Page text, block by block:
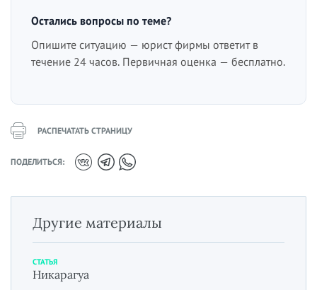
Остались вопросы по теме?
Опишите ситуацию — юрист фирмы ответит в
течение 24 часов. Первичная оценка — бесплатно.
РАСПЕЧАТАТЬ СТРАНИЦУ
ПОДЕЛИТЬСЯ:
Другие материалы
СТАТЬЯ
Никарагуа